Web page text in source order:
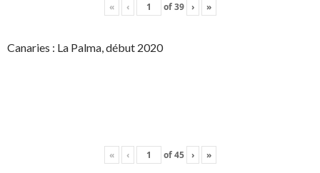
« ‹ of39 › »
Canaries : La Palma, début 2020
« ‹ of45 › »